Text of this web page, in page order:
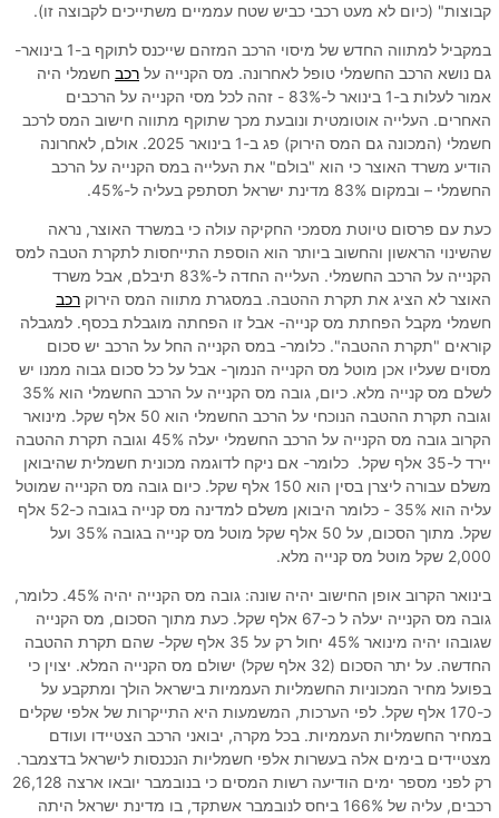
קבוצות" (כיום לא מעט רכבי כביש שטח עממיים משתייכים לקבוצה זו).
במקביל למתווה החדש של מיסוי הרכב המזהם שייכנס לתוקף ב-1 בינואר-
גם נושא הרכב החשמלי טופל לאחרונה. מס הקנייה על רכב חשמלי היה
אמור לעלות ב-1 בינואר ל-83% - זהה לכל מסי הקנייה על הרכבים
האחרים. העלייה אוטומטית ונובעת מכך שתוקף מתווה חישוב המס לרכב
חשמלי (המכונה גם המס הירוק) פג ב-1 בינואר 2025. אולם, לאחרונה
הודיע משרד האוצר כי הוא "בולם" את העלייה במס הקנייה על הרכב
החשמלי – ובמקום 83% מדינת ישראל תסתפק בעליה ל-45%.
כעת עם פרסום טיוטת מסמכי החקיקה עולה כי במשרד האוצר, נראה
שהשינוי הראשון והחשוב ביותר הוא הוספת התייחסות לתקרת הטבה למס
הקנייה על הרכב החשמלי. העלייה החדה ל-83% תיבלם, אבל משרד
האוצר לא הציג את תקרת ההטבה. במסגרת מתווה המס הירוק רכב
חשמלי מקבל הפחתת מס קנייה- אבל זו הפחתה מוגבלת בכסף. למגבלה
קוראים "תקרת ההטבה". כלומר- במס הקנייה החל על הרכב יש סכום
מסוים שעליו אכן מוטל מס הקנייה הנמוך- אבל על כל סכום גבוה ממנו יש
לשלם מס קנייה מלא. כיום, גובה מס הקנייה על הרכב החשמלי הוא 35%
וגובה תקרת ההטבה הנוכחי על הרכב החשמלי הוא 50 אלף שקל. מינואר
הקרוב גובה מס הקנייה על הרכב החשמלי יעלה 45% וגובה תקרת ההטבה
יירד ל-35 אלף שקל. כלומר- אם ניקח לדוגמה מכונית חשמלית שהיבואן
משלם עבורה ליצרן בסין הוא 150 אלף שקל. כיום גובה מס הקנייה שמוטל
עליה הוא 35% - כלומר היבואן משלם למדינה מס קנייה בגובה כ-52 אלף
שקל. מתוך הסכום, על 50 אלף שקל מוטל מס קנייה בגובה 35% ועל
2,000 שקל מוטל מס קנייה מלא.
בינואר הקרוב אופן החישוב יהיה שונה: גובה מס הקנייה יהיה 45%. כלומר,
גובה מס הקנייה יעלה ל כ-67 אלף שקל. כעת מתוך הסכום, מס הקנייה
שגובהו יהיה מינואר 45% יחול רק על 35 אלף שקל- שהם תקרת ההטבה
החדשה. על יתר הסכום (32 אלף שקל) ישולם מס הקנייה המלא. יצוין כי
בפועל מחיר המכוניות החשמליות העממיות בישראל הולך ומתקבע על
כ-170 אלף שקל. לפי הערכות, המשמעות היא התייקרות של אלפי שקלים
במחיר החשמליות העממיות. בכל מקרה, יבואני הרכב הצטיידו ועודם
מצטיידים בימים אלה בעשרות אלפי חשמליות הנכנסות לישראל בדצמבר.
רק לפני מספר ימים הודיעה רשות המסים כי בנובמבר יובאו ארצה 26,128
רכבים, עליה של 166% ביחס לנובמבר אשתקד, בו מדינת ישראל היתה